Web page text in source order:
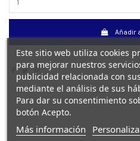
Añadir
Este sitio web utiliza cookies
para mejorar nuestros
publicidad relacionada con
mediante el análisis de sus
Para dar su consentimiento
botón Acepto.
Más información